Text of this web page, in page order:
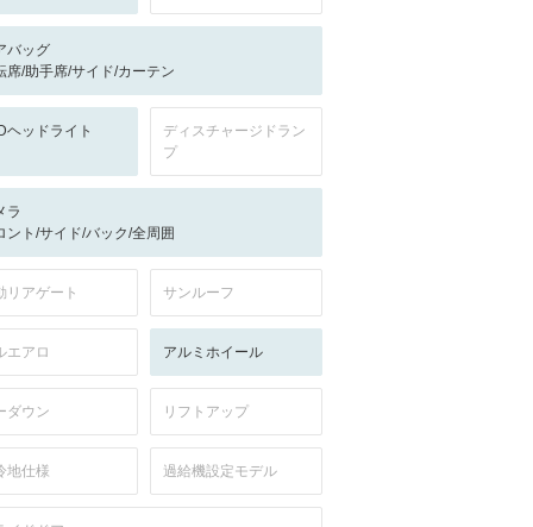
バッグ
席/助手席/サイド/カーテン
ヘッドライト
ディスチャージドラン
プ
ラ
ント/サイド/バック/全周囲
リアゲート サンルーフ
エアロ アルミホイール
ダウン リフトアップ
地仕様 過給機設定モデル